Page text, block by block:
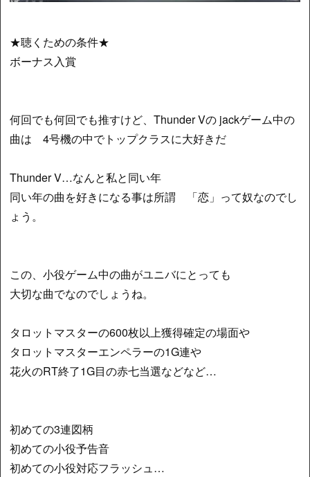
★聴くための条件★
ボーナス入賞
何回でも何回でも推すけど、Thunder Vの jackゲーム中の
曲は 4号機の中でトップクラスに大好きだ
Thunder V…なんと私と同い年
同い年の曲を好きになる事は所謂 「恋」って奴なのでし
ょう。
この、小役ゲーム中の曲がユニバにとっても
大切な曲でなのでしょうね。
タロットマスターの600枚以上獲得確定の場面や
タロットマスターエンペラーの1G連や
花火のRT終了1G目の赤七当選などなど…
初めての3連図柄
初めての小役予告音
初めての小役対応フラッシュ…